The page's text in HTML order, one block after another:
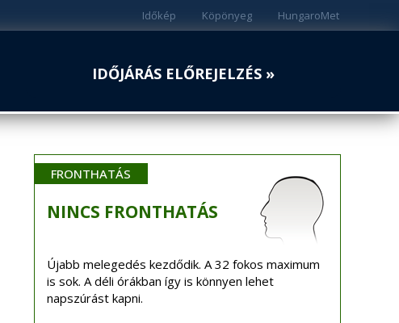
HungaroMet
Köpönyeg
Időkép
IDŐJÁRÁS ELŐREJELZÉS »
FRONTHATÁS
NINCS FRONTHATÁS
Újabb melegedés kezdődik. A 32 fokos maximum
is sok. A déli órákban így is könnyen lehet
napszúrást kapni.